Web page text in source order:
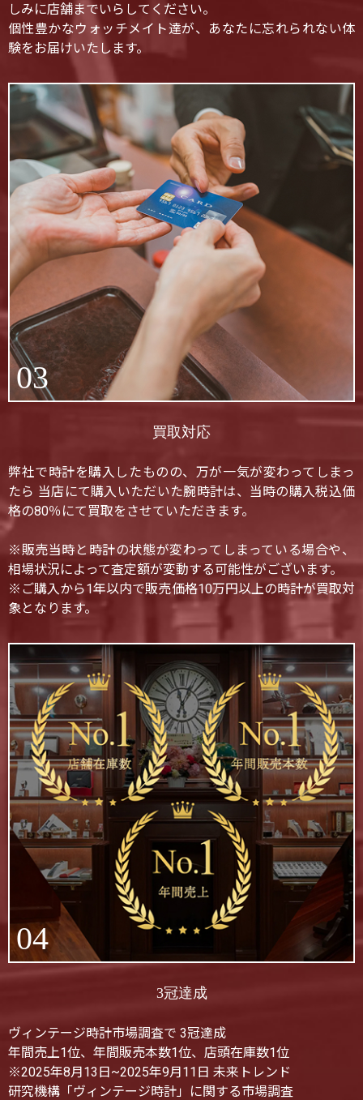
しみに店舗までいらしてください。
個性豊かなウォッチメイト達が、あなたに忘れられない体
験をお届けいたします。
03
買取対応
弊社で時計を購入したものの、万が一気が変わってしまっ
たら 当店にて購入いただいた腕時計は、当時の購入税込価
格の80％にて買取をさせていただきます。
※販売当時と時計の状態が変わってしまっている場合や、
相場状況によって査定額が変動する可能性がございます。
※ご購入から1年以内で販売価格10万円以上の時計が買取対
象となります。
04
3冠達成
ヴィンテージ時計市場調査で 3冠達成
年間売上1位、年間販売本数1位、店頭在庫数1位
※2025年8月13日~2025年9月11日 未来トレンド
研究機構「ヴィンテージ時計」に関する市場調査